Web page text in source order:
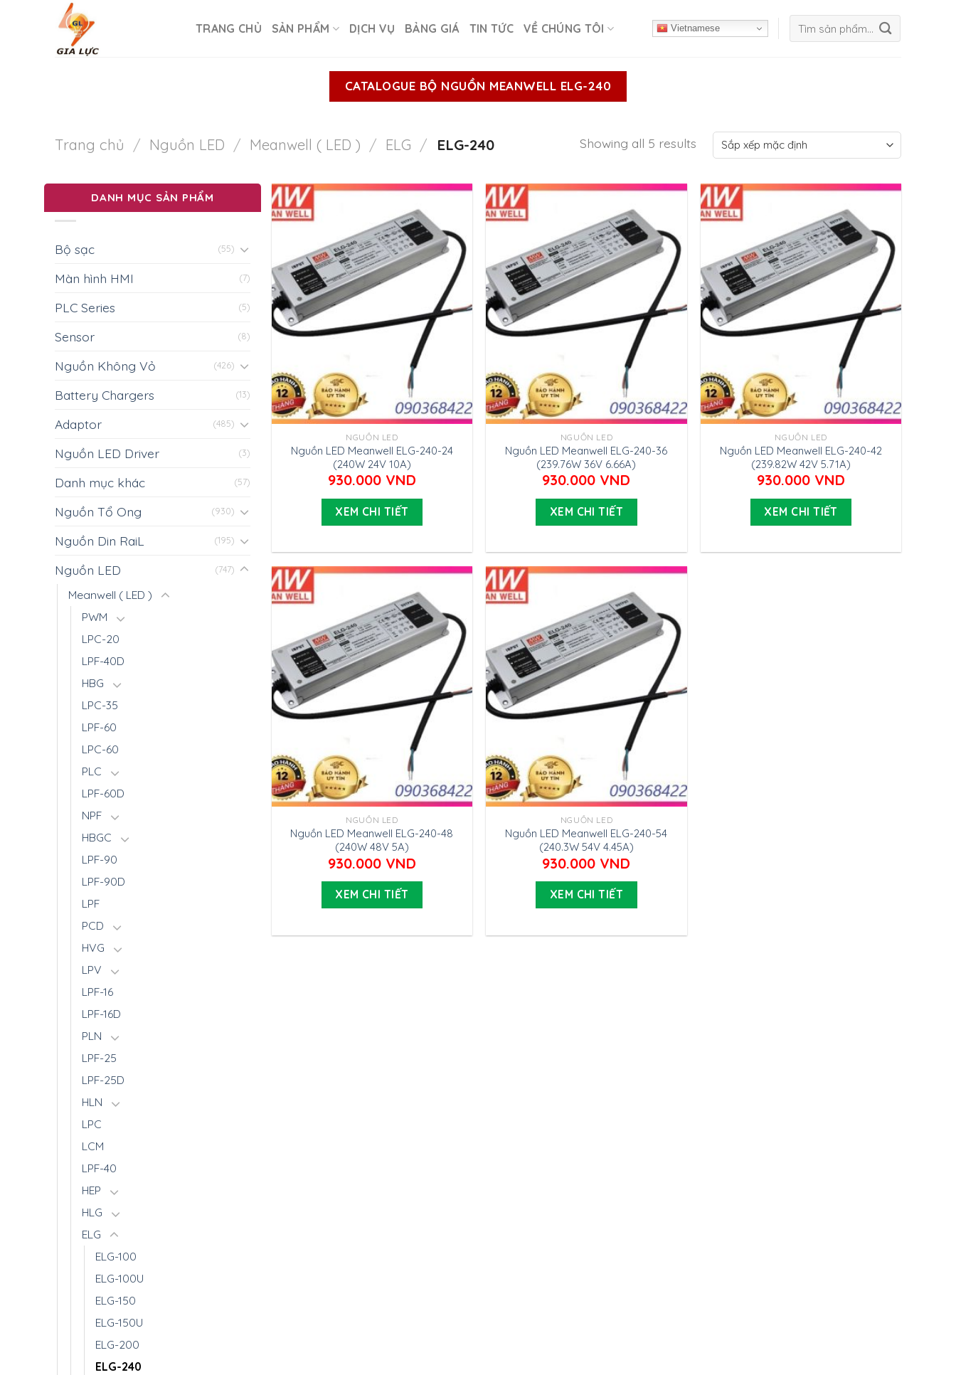
TRANG CHỦ SẢN PHẨM DỊCH VỤ BẢNG GIÁ TIN TỨC VỀ CHÚNG TÔI Vietnamese
kiếm:
CATALOGUE BỘ NGUỒN MEANWELL ELG-240
Trang chủ / Nguồn LED / Meanwell ( LED ) / ELG / ELG-240 Showing all 5 results
DANH MỤC SẢN PHẨM
Bộ sạc (55)
Màn hình HMI (7)
PLC Series (5)
Sensor (8)
Nguồn Không Vỏ (426)
Battery Chargers (13)
Adaptor (485)
Nguồn LED Driver (3)
Danh mục khác (57)
Nguồn Tổ Ong (930)
Nguồn Din RaiL (195)
Nguồn LED (747)
Meanwell ( LED )
PWM
LPC-20
LPF-40D
HBG
LPC-35
LPF-60
LPC-60
PLC
LPF-60D
NPF
HBGC
LPF-90
LPF-90D
LPF
PCD
HVG
LPV
LPF-16
LPF-16D
PLN
LPF-25
LPF-25D
HLN
LPC
LCM
LPF-40
HEP
HLG
ELG
ELG-100
ELG-100U
ELG-150
ELG-150U
ELG-200
ELG-240
NGUỒN LED
Nguồn LED Meanwell ELG-240-24
(240W 24V 10A)
930.000 VND
XEM CHI TIẾT
NGUỒN LED
Nguồn LED Meanwell ELG-240-36
(239.76W 36V 6.66A)
930.000 VND
XEM CHI TIẾT
NGUỒN LED
Nguồn LED Meanwell ELG-240-42
(239.82W 42V 5.71A)
930.000 VND
XEM CHI TIẾT
NGUỒN LED
Nguồn LED Meanwell ELG-240-48
(240W 48V 5A)
930.000 VND
XEM CHI TIẾT
NGUỒN LED
Nguồn LED Meanwell ELG-240-54
(240.3W 54V 4.45A)
930.000 VND
XEM CHI TIẾT